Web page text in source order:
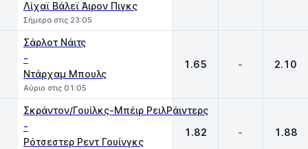
Λίχαϊ Βάλεϊ Άιρον Πιγκς
Σήμερα στις 23:05
Σάρλοτ Νάιτς
-
Ντάρχαμ Μπουλς
Αύριο στις 01:05
1.65 - 2.10
Σκράντον/Γουίλκς-Μπέιρ ΡειλΡάιντερς
-
Ρότσεστερ Ρεντ Γουίνγκς
1.82 - 1.88